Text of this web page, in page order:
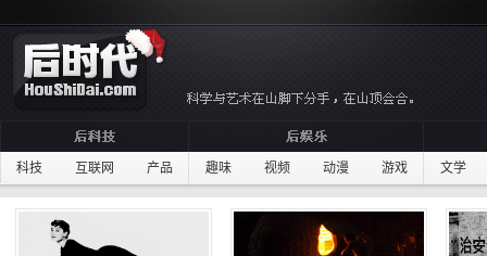
科技 互联网 产品 趣味 视频 动漫 游戏 文学